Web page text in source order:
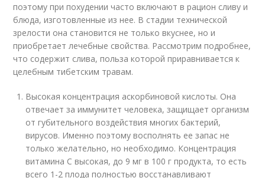
поэтому при похудении часто включают в рацион сливу и
блюда, изготовленные из нее. В стадии технической
зрелости она становится не только вкуснее, но и
приобретает лечебные свойства. Рассмотрим подробнее,
что содержит слива, польза которой приравнивается к
целебным тибетским травам.
Высокая концентрация аскорбиновой кислоты. Она
отвечает за иммунитет человека, защищает организм
от губительного воздействия многих бактерий,
вирусов. Именно поэтому восполнять ее запас не
только желательно, но необходимо. Концентрация
витамина С высокая, до 9 мг в 100 г продукта, то есть
всего 1-2 плода полностью восстанавливают